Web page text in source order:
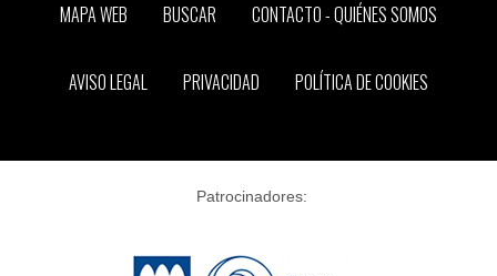
MAPA WEB BUSCAR CONTACTO - QUIÉNES SOMOS
AVISO LEGAL PRIVACIDAD POLÍTICA DE COOKIES
Patrocinadores: